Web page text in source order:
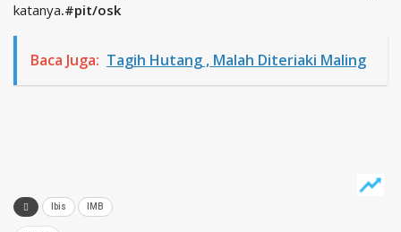
katanya.#pit/osk
Baca Juga: Tagih Hutang , Malah Diteriaki Maling
Ibis IMB